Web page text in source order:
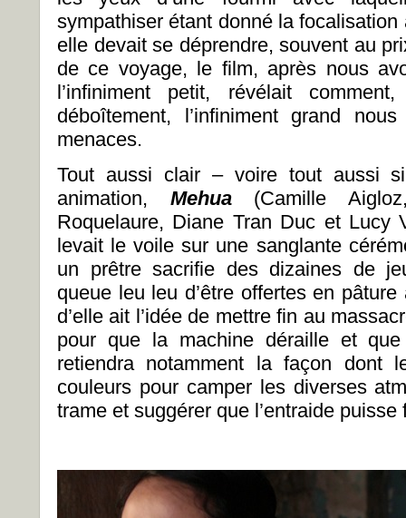
sympathiser étant donné la
elle devait se déprendre, souvent au
de ce voyage, le film, après nous
l’infiniment petit, révélait
déboîtement, l’infiniment grand
menaces.
Tout aussi clair – voire tout aussi
animation, Mehua(Camille
Roquelaure, Diane Tran Duc et Lucy
levait le voile sur une sanglante
un prêtre sacrifie des dizaines de
queue leu leu d’être offertes en
d’elle ait l’idée de mettre fin au
pour que la machine déraille et
retiendra notamment la façon dont
couleurs pour camper les diverses
trame et suggérer que l’entraide puisse